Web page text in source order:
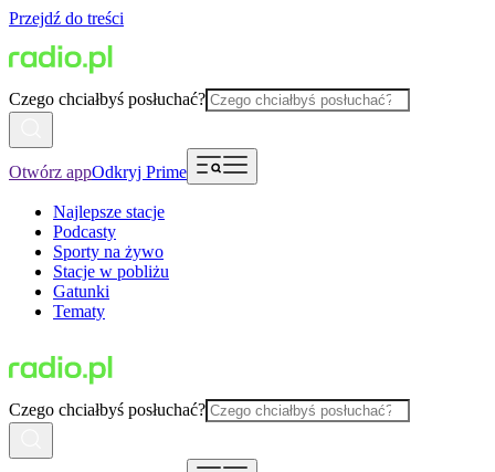
Przejdź do treści
Czego chciałbyś posłuchać?
Otwórz appOdkryj Prime
Najlepsze stacje
Podcasty
Sporty na żywo
Stacje w pobliżu
Gatunki
Tematy
Czego chciałbyś posłuchać?